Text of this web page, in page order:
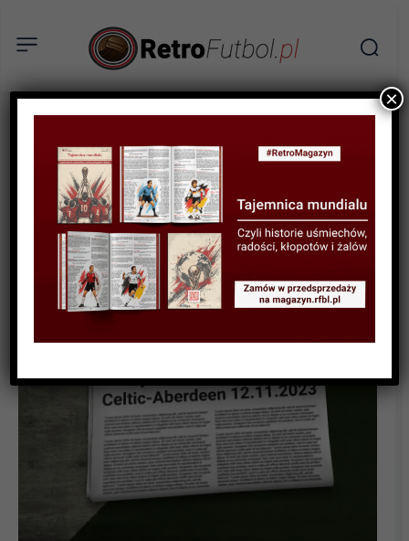
RELACJE
Wizyta w Glasgow i mecz
Celtic-Aberdeen 12.11.2023
×